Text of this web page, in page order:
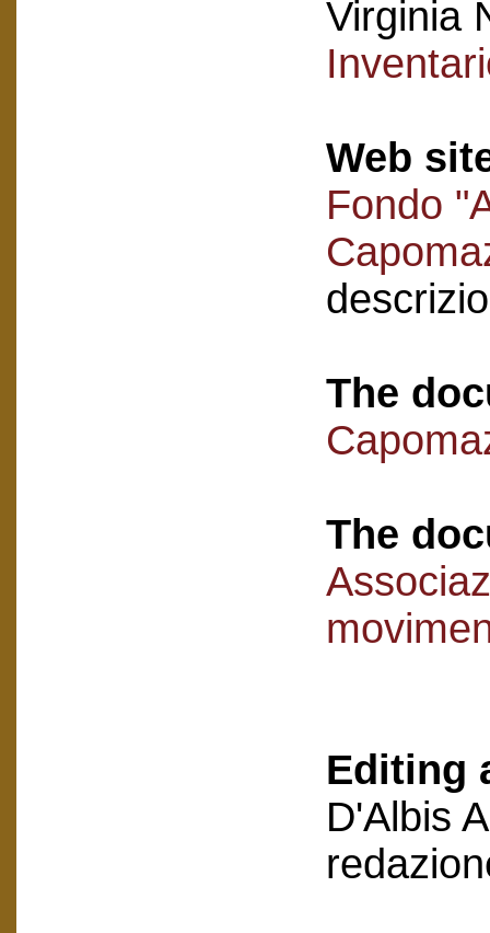
Virginia
Web
Fondo
The
The
Editing
D'Albis